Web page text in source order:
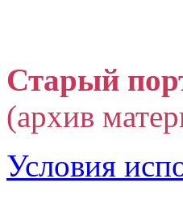
Старый
(архив
Условия